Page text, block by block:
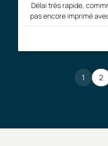
Délai très rapide,
pas encore imprimé
1 2